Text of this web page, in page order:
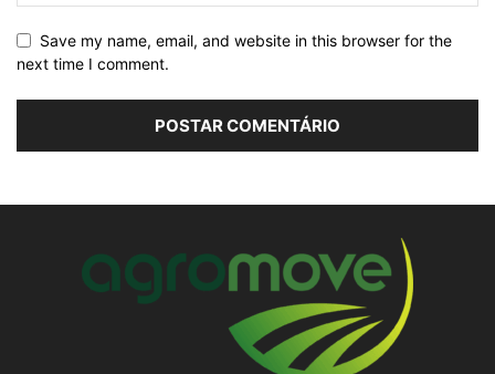
Save my name, email, and website in this browser for the
next time I comment.